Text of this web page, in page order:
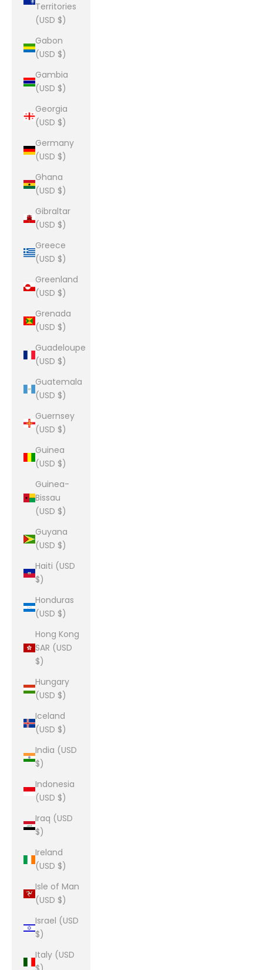
Territories
(USD $)
Gabon
(USD $)
Gambia
(USD $)
Georgia
(USD $)
Germany
(USD $)
Ghana
(USD $)
Gibraltar
(USD $)
Greece
(USD $)
Greenland
(USD $)
Grenada
(USD $)
Guadeloupe
(USD $)
Guatemala
(USD $)
Guernsey
(USD $)
Guinea
(USD $)
Guinea-
Bissau
(USD $)
Guyana
(USD $)
Haiti (USD
$)
Honduras
(USD $)
Hong Kong
SAR (USD
$)
Hungary
(USD $)
Iceland
(USD $)
India (USD
$)
Indonesia
(USD $)
Iraq (USD
$)
Ireland
(USD $)
Isle of Man
(USD $)
Israel (USD
$)
Italy (USD